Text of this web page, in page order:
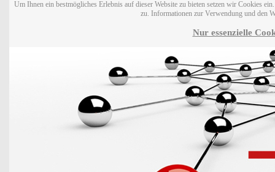
Um Ihnen ein bestmögliches Erlebnis auf dieser Website zu bieten setzen wir Cookies
zu. Informationen zur Verwendung und den
Nur essenzielle